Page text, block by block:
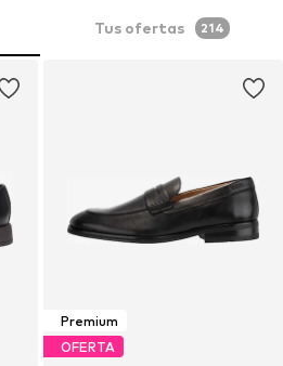
Tus ofertas 214
Premium
OFERTA